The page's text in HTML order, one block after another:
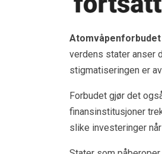
verdens stater anser
stigmatiseringen er
Forbudet gjør det
finansinstitusjoner
slike investeringer